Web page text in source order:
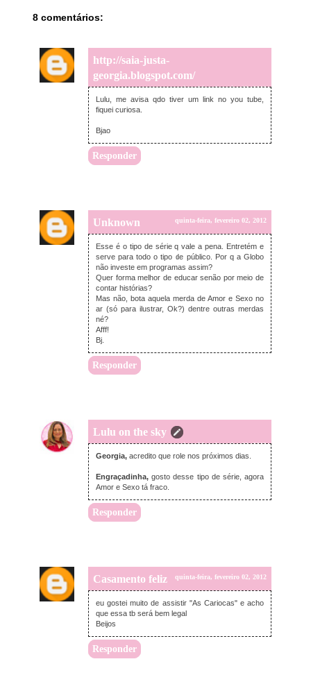
8 comentários:
http://saia-justa-
georgia.blogspot.com/
quinta-feira, fevereiro 02, 2012
Lulu, me avisa qdo tiver um link no you tube,
fiquei curiosa.
Bjao
Responder
Unknown quinta-feira, fevereiro 02, 2012
Esse é o tipo de série q vale a pena. Entretém e
serve para todo o tipo de público. Por q a Globo
não investe em programas assim?
Quer forma melhor de educar senão por meio de
contar histórias?
Mas não, bota aquela merda de Amor e Sexo no
ar (só para ilustrar, Ok?) dentre outras merdas
né?
Afff!
Bj.
Responder
Lulu on the sky
quinta-feira, fevereiro 02, 2012
Georgia, acredito que role nos próximos dias.
Engraçadinha,gosto desse tipo de série, agora
Amor e Sexo tá fraco.
Responder
Casamento feliz quinta-feira, fevereiro 02, 2012
eu gostei muito de assistir "As Cariocas" e acho
que essa tb será bem legal
Beijos
Responder